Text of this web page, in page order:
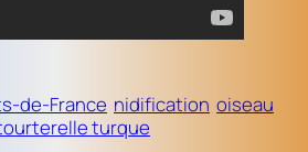
de-France nidification oiseau
turque